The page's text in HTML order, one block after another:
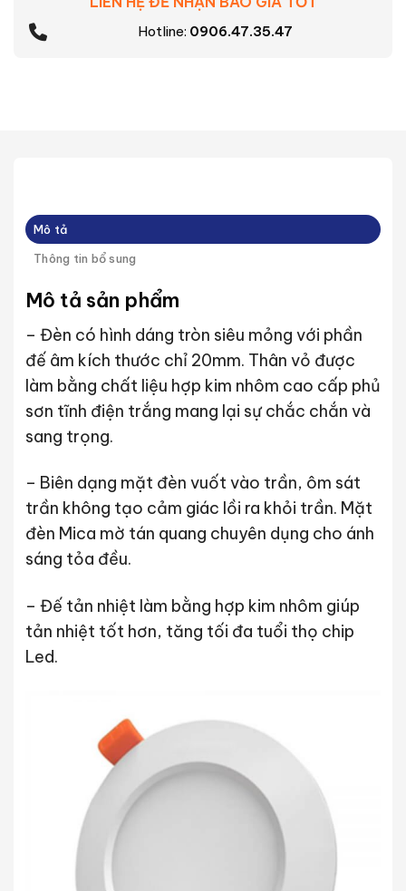
Hotline: 0906.47.35.47
Mô tả
Thông tin bổ sung
Mô tả sản phẩm
– Đèn có hình dáng tròn siêu mỏng với phần
đế âm kích thước chỉ 20mm. Thân vỏ được
làm bằng chất liệu hợp kim nhôm cao cấp phủ
sơn tĩnh điện trắng mang lại sự chắc chắn và
sang trọng.
– Biên dạng mặt đèn vuốt vào trần, ôm sát
trần không tạo cảm giác lồi ra khỏi trần. Mặt
đèn Mica mờ tán quang chuyên dụng cho ánh
sáng tỏa đều.
– Đế tản nhiệt làm bằng hợp kim nhôm giúp
tản nhiệt tốt hơn, tăng tối đa tuổi thọ chip
Led.